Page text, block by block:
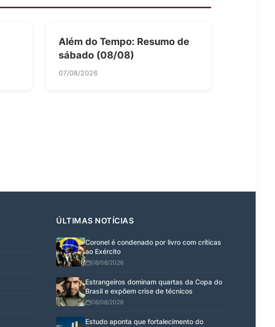
Além do Tempo: Resumo de
sábado (08/08)
07/08/2026
ÚLTIMAS NOTÍCIAS
Coronel é condenado por livro com críticas
ao Exército
08/08/2026
Estrangeiros dominam quartas da Copa do
Brasil e expõem crise de técnicos
08/08/2026
Estudo aponta que fortalecimento do